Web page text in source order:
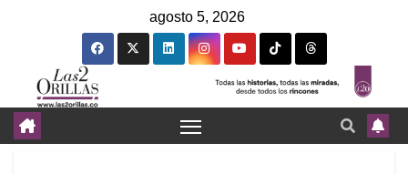
agosto 5, 2026